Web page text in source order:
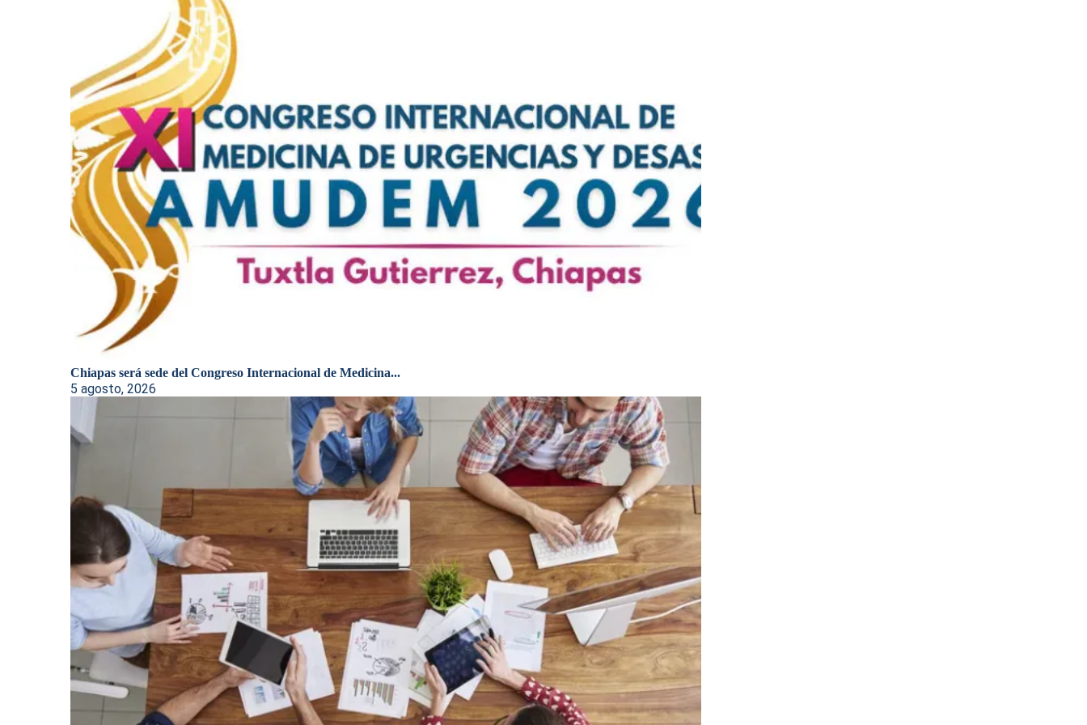
Chiapas será sede del Congreso Internacional de Medicina...
5 agosto, 2026